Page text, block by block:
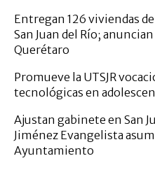
Entregan 126 viviendas
San Juan del Río;
Querétaro
Promueve la UTSJR
tecnológicas en
Ajustan gabinete en San
Jiménez Evangelista
Ayuntamiento